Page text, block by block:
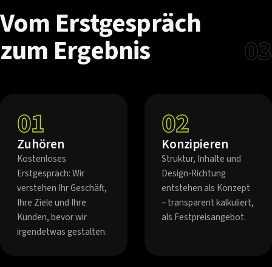
Vom Erstgespräch
zum Ergebnis
03
01
Zuhören
Kostenloses
Erstgespräch: Wir
verstehen Ihr Geschäft,
Ihre Ziele und Ihre
Kunden, bevor wir
irgendetwas gestalten.
02
Konzipieren
Struktur, Inhalte und
Design-Richtung
entstehen als Konzept
– transparent kalkuliert,
als Festpreisangebot.